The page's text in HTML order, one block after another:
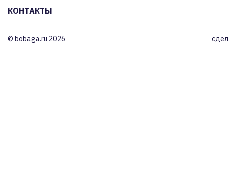
КОНТАКТЫ
© bobaga.ru 2026